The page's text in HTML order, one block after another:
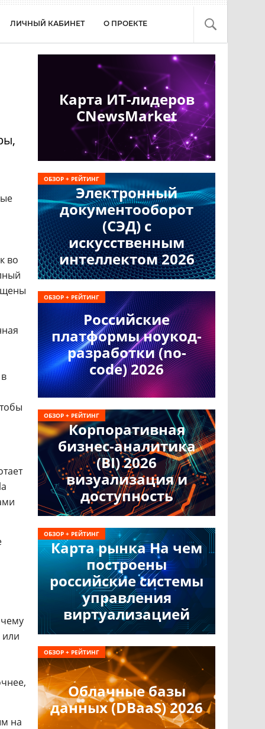
ЛИЧНЫЙ КАБИНЕТ О ПРОЕКТЕ
во
или
на
Карта ИТ-лидеров
CNewsMarket
Электронный
документооборот
(СЭД) с
искусственным
интеллектом 2026
ОБЗОР + РЕЙТИНГ
Российские
платформы ноукод-
разработки (no-
code) 2026
ОБЗОР + РЕЙТИНГ
Корпоративная
бизнес-аналитика
(BI) 2026
визуализация и
доступность
ОБЗОР + РЕЙТИНГ
Карта рынка На чем
построены
российские системы
управления
виртуализацией
ОБЗОР + РЕЙТИНГ
Облачные базы
данных (DBaaS) 2026
ОБЗОР + РЕЙТИНГ